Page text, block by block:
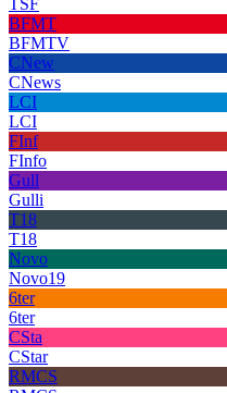
BFMT
BFMTV
CNew
CNews
LCI
LCI
FInf
FInfo
Gull
Gulli
T18
T18
Novo
Novo19
6ter
6ter
CSta
CStar
RMCS